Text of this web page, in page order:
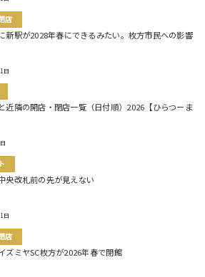
店
新駅が2028年春にできるみたい。枚方市民への影響
日
近隣の開店・閉店一覧（日付順）2026【ひらつーま
央改札前の先が見えない
日
店
ズミヤSC枚方が2026年春で閉館